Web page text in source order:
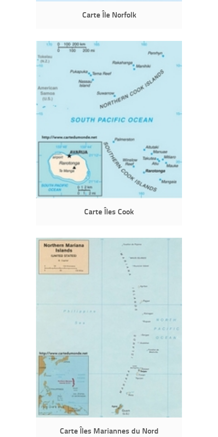
Carte Île Norfolk
Carte Îles Cook
Carte Îles Mariannes du Nord